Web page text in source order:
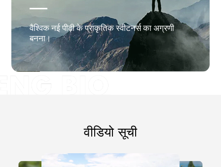
वैश्विक नई पीढ़ी के प्राकृतिक स्वीटनर्स का अग्रणी
बनना।
वीडियो सूची